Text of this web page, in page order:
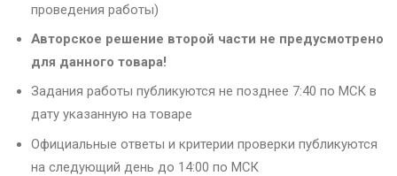
проведения работы)
Авторское решение второй части не предусмотрено
для данного товара!
Задания работы публикуются не позднее 7:40 по МСК в
дату указанную на товаре
Официальные ответы и критерии проверки публикуются
на следующий день до 14:00 по МСК